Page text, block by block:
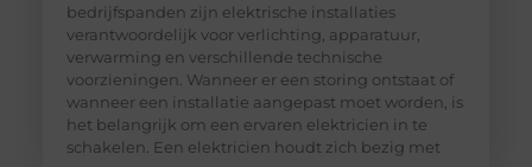
bedrijfspanden zijn elektrische installaties
verantwoordelijk voor verlichting, apparatuur,
verwarming en verschillende technische
voorzieningen. Wanneer er een storing ontstaat of
wanneer een installatie aangepast moet worden, is
het belangrijk om een ervaren elektricien in te
schakelen. Een elektricien houdt zich bezig met